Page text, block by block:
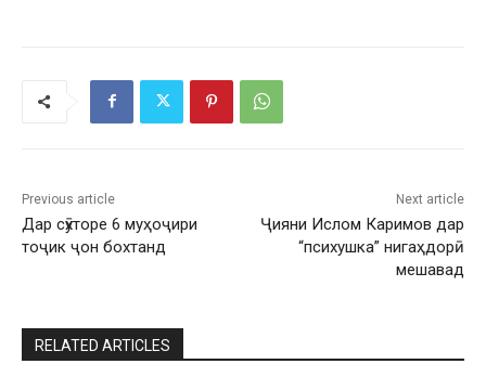
Previous article
Дар сӯхторе 6 муҳоҷири
тоҷик ҷон бохтанд
Next article
Ҷияни Ислом Каримов дар
“психушка” нигаҳдорӣ
мешавад
RELATED ARTICLES